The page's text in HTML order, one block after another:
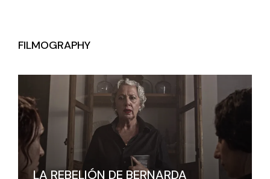
FILMOGRAPHY
LA REBELIÓN DE BERNARDA